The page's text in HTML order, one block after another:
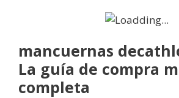
mancuernas
La guía de compra
completa